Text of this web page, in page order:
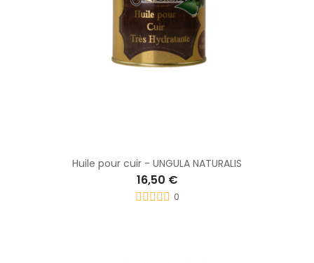
Huile pour cuir - UNGULA NATURALIS
16,50 €
0